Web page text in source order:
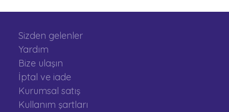
Sizden gelenler
Yardım
Bize ulaşın
İptal ve iade
Kurumsal satış
Kullanım şartları